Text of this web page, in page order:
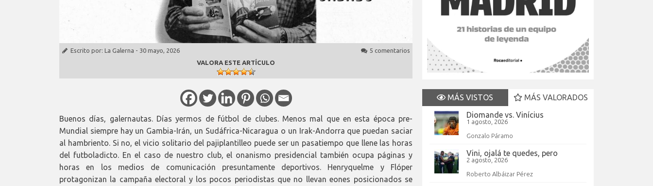
Escrito por: La Galerna - 30 mayo, 2026
5 comentarios
VALORA ESTE ARTÍCULO
Buenos días, galernautas. Días yermos de fútbol de clubes. Menos mal que en esta época pre-
Mundial siempre hay un Gambia-Irán, un Sudáfrica-Nicaragua o un Irak-Andorra que puedan saciar
al hambriento. Si no, el vicio solitario del pajiplantilleo puede ser un pasatiempo que llene las horas
del futboladicto. En el caso de nuestro club, el onanismo presidencial también ocupa páginas y
horas en los medios de comunicación presuntamente deportivos. Henryquelme y Flóper
protagonizan la campaña electoral y los pocos periodistas que no llevan eones posicionados se
MÁS VISTOS
MÁS VALORADOS
Diomande vs. Vinícius
1 agosto, 2026
Gonzalo Páramo
Vini, ojalá te quedes, pero
2 agosto, 2026
Roberto Albáizar Pérez